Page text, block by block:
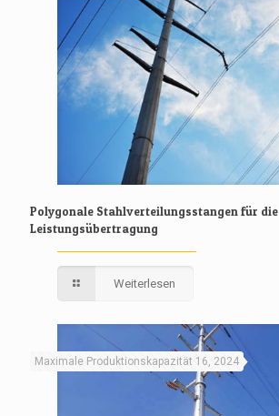
Polygonale Stahlverteilungsstangen für die
Leistungsübertragung
Weiterlesen
Maximale Produktionskapazität 16, 2024